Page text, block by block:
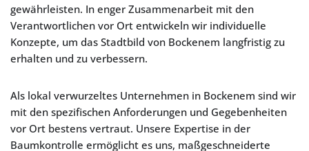
gewährleisten. In enger Zusammenarbeit mit den
Verantwortlichen vor Ort entwickeln wir individuelle
Konzepte, um das Stadtbild von Bockenem langfristig zu
erhalten und zu verbessern.
Als lokal verwurzeltes Unternehmen in Bockenem sind wir
mit den spezifischen Anforderungen und Gegebenheiten
vor Ort bestens vertraut. Unsere Expertise in der
Baumkontrolle ermöglicht es uns, maßgeschneiderte